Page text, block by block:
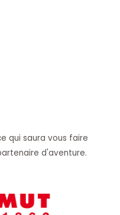
qui saura vous faire
d'aventure.